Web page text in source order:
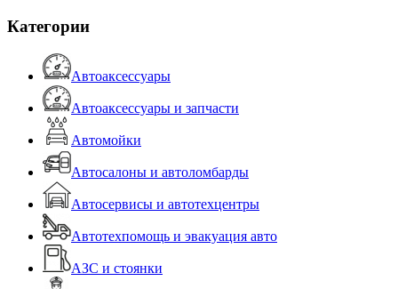
Категории
Автоаксессуары
Автоаксессуары и запчасти
Автомойки
Автосалоны и автоломбарды
Автосервисы и автотехцентры
Автотехпомощь и эвакуация авто
АЗС и стоянки